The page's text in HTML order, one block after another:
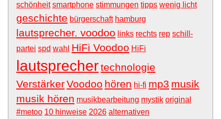
schönheit smartphone stimmungen tipps wenig licht
geschichte bürgerschaft hamburg
lautsprecher. voodoo links rechts rep schill-
partei spd wahl HiFi Voodoo HiFi
lautsprechertechnologie
VerstärkerVoodoo hören hi-fi mp3 musik
musik hören musikbearbeitung mystik original
#metoo 10 hinweise 2026 alternativen